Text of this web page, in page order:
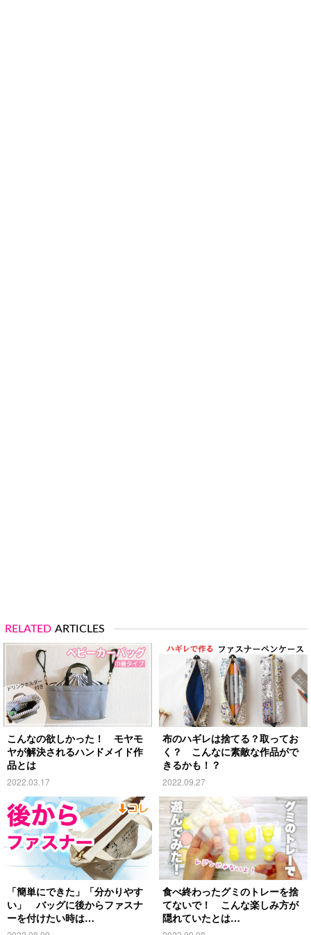
RELATED ARTICLES
こんなの欲しかった！ モヤモ
ヤが解決されるハンドメイド作
品とは
2022.03.17
布のハギレは捨てる？取ってお
く？ こんなに素敵な作品がで
きるかも！？
2022.09.27
「簡単にできた」「分かりやす
い」 バッグに後からファスナ
ーを付けたい時は…
食べ終わったグミのトレーを捨
てないで！ こんな楽しみ方が
隠れていたとは…